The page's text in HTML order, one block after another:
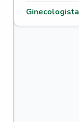
Ginecologista